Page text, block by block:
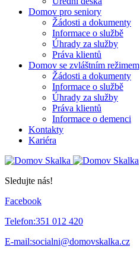
Domov pro seniory
Žádosti a dokumenty
Informace o službě
Úhrady za služby
Práva klientů
Domov se zvláštním režimem
Žádosti a dokumenty
Informace o službě
Úhrady za služby
Práva klientů
Informace o demenci
Kontakty
Kariéra
Sledujte nás!
Facebook
Telefon:351 012 420
E-mail:socialni@domovskalka.cz